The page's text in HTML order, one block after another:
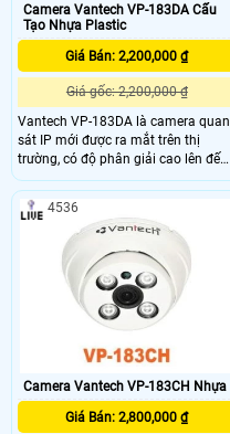
Camera Vantech VP-183DA Cấu
Tạo Nhựa Plastic
Giá Bán: 2,200,000 ₫
Giá gốc: 2,200,000 ₫
Vantech VP-183DA là camera quan
sát IP mới được ra mắt trên thị
trường, có độ phân giải cao lên đến
4.0 megapixel cho hình ảnh
HD1080P, chống ngược sáng tốt
nhất cho việc tái tạo hình ảnh tốt
phù hợp lắp đặt bên trong nhà, cho
các công trình gia đình, văn phòng,
cửa hàng…
Camera Vantech VP-183CH Nhựa
Giá Bán: 2,800,000 ₫
4536